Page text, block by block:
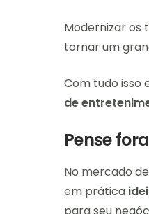
Modernizar os
tornar um
Com tudo isso
de
Pense
No mercado
em prática